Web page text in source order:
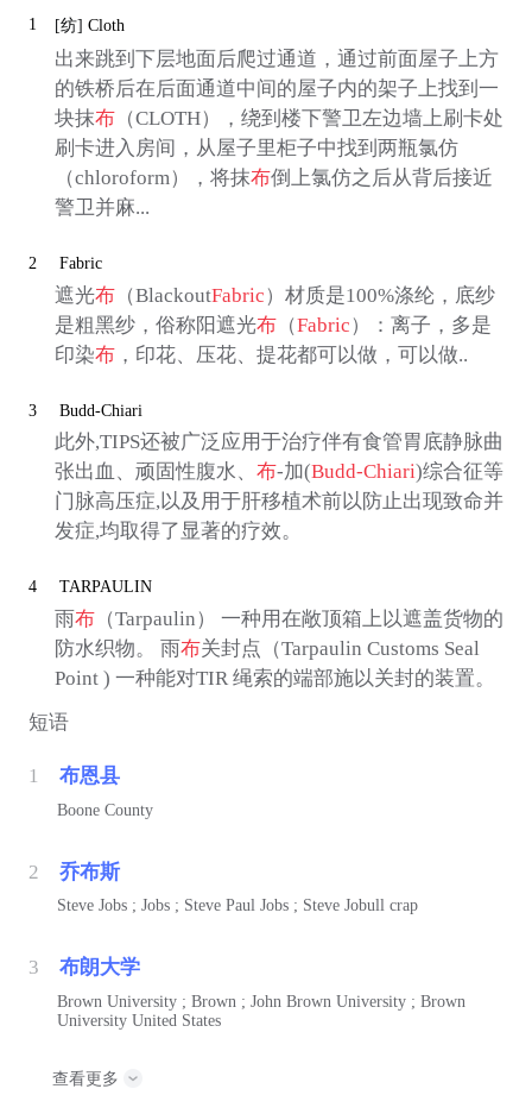
1 [纺] Cloth
出来跳到下层地面后爬过通道，通过前面屋子上方
的铁桥后在后面通道中间的屋子内的架子上找到一
块抹布（CLOTH），绕到楼下警卫左边墙上刷卡处
刷卡进入房间，从屋子里柜子中找到两瓶氯仿
（chloroform），将抹布倒上氯仿之后从背后接近
警卫并麻...
2 Fabric
遮光布（BlackoutFabric）材质是100%涤纶，底纱
是粗黑纱，俗称阳遮光布（Fabric）：离子，多是
印染布，印花、压花、提花都可以做，可以做..
3 Budd-Chiari
此外,TIPS还被广泛应用于治疗伴有食管胃底静脉曲
张出血、顽固性腹水、 布-加(Budd-Chiari)综合征等
门脉高压症,以及用于肝移植术前以防止出现致命并
发症,均取得了显著的疗效。
4 TARPAULIN
雨布（Tarpaulin） 一种用在敞顶箱上以遮盖货物的
防水织物。 雨布关封点（Tarpaulin Customs Seal
Point ) 一种能对TIR 绳索的端部施以关封的装置。
短语
1 布恩县
Boone County
2 乔布斯
Steve Jobs ; Jobs ; Steve Paul Jobs ; Steve Jobull crap
3 布朗大学
Brown University ; Brown ; John Brown University ; Brown
University United States
查看更多